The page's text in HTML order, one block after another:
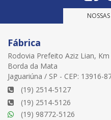
Fábrica
Rodovia Prefeito Aziz Lian,
Borda da Mata
Jaguariúna / SP - CEP: 13916-
(19) 2514-5127
(19) 2514-5126
(19) 98772-5126